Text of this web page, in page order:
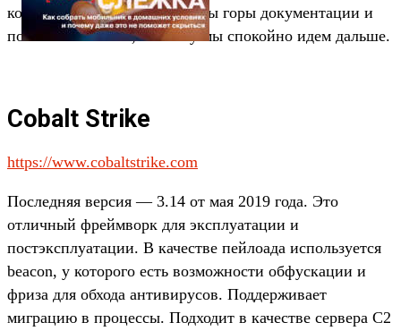
комьюнити, и о нем написаны горы документации и
полезных советов, поэтому мы спокойно идем дальше.
Cobalt Strike
https://www.cobaltstrike.com
Последняя версия — 3.14 от мая 2019 года. Это
отличный фреймворк для эксплуатации и
постэксплуатации. В качестве пейлоада используется
beacon, у которого есть возможности обфускации и
фриза для обхода антивирусов. Поддерживает
миграцию в процессы. Подходит в качестве сервера C2